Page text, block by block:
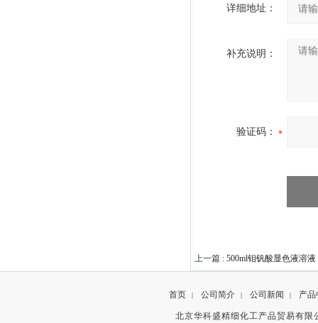
详细地址：
补充说明：
验证码：
上一篇 : 500ml钼钒酸显色液溶液
首页 | 公司简介 | 公司新闻 | 产品
北京华科盛精细化工产品贸易有